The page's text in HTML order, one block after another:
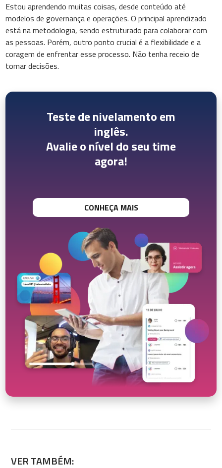
Estou aprendendo muitas coisas, desde conteúdo até
modelos de governança e operações. O principal aprendizado
está na metodologia, sendo estruturado para colaborar com
as pessoas. Porém, outro ponto crucial é a flexibilidade e a
coragem de enfrentar esse processo. Não tenha receio de
tomar decisões.
Teste de nivelamento em
inglês.
Avalie o nível do seu time
agora!
CONHEÇA MAIS
VER TAMBÉM: